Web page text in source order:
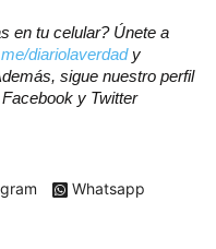
en tu celular? Únete a
diariolaverdady
sigue nuestro perfil
y Twitter
Whatsapp